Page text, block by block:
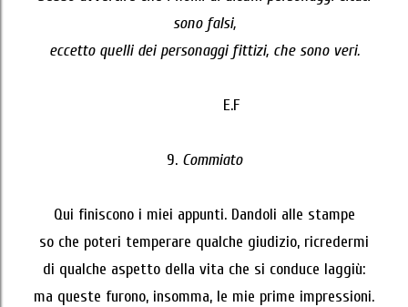
sono falsi,
eccetto quelli dei personaggi fittizi, che sono veri.
E.F
9. Commiato
Qui finiscono i miei appunti. Dandoli alle stampe
so che poteri temperare qualche giudizio, ricredermi
di qualche aspetto della vita che si conduce laggiù:
ma queste furono, insomma, le mie prime impressioni.